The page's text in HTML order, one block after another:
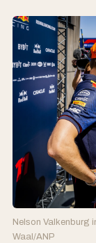
Nelson Valkenburg
Waal/ANP